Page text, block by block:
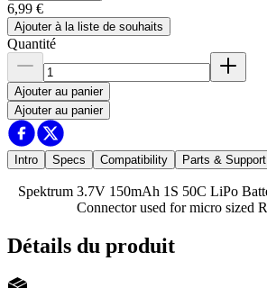
6,99 €
Ajouter à la liste de souhaits
Quantité
Ajouter au panier
Ajouter au panier
Intro Specs Compatibility Parts & Support
Spektrum 3.7V 150mAh 1S 50C LiPo
Connector used for micro sized
Détails du produit